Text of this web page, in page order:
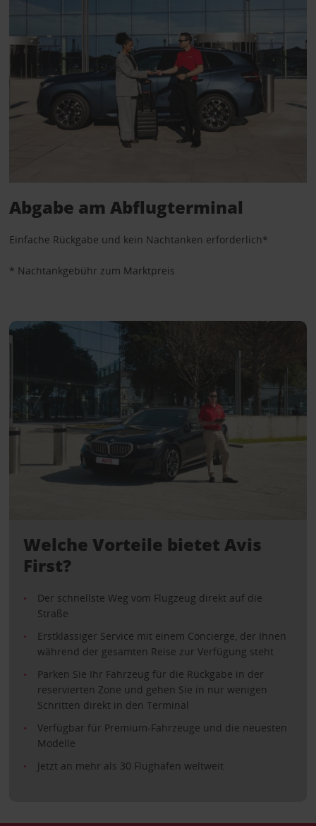
Abgabe am Abflugterminal
Einfache Rückgabe und kein Nachtanken erforderlich*
* Nachtankgebühr zum Marktpreis
Welche Vorteile bietet Avis
First?
Der schnellste Weg vom Flugzeug direkt auf die
Straße
Erstklassiger Service mit einem Concierge, der Ihnen
während der gesamten Reise zur Verfügung steht
Parken Sie Ihr Fahrzeug für die Rückgabe in der
reservierten Zone und gehen Sie in nur wenigen
Schritten direkt in den Terminal
Verfügbar für Premium-Fahrzeuge und die neuesten
Modelle
Jetzt an mehr als 30 Flughäfen weltweit